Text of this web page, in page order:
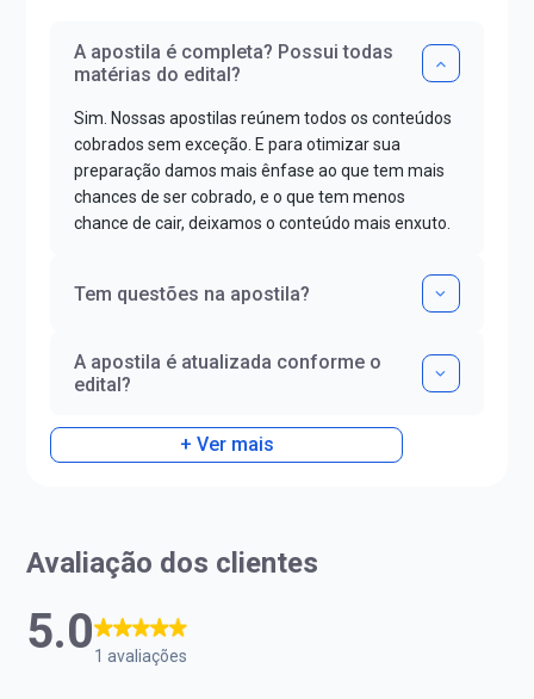
A apostila é completa? Possui todas
matérias do edital?
Sim. Nossas apostilas reúnem todos os conteúdos
cobrados sem exceção. E para otimizar sua
preparação damos mais ênfase ao que tem mais
chances de ser cobrado, e o que tem menos
chance de cair, deixamos o conteúdo mais enxuto.
Tem questões na apostila?
A apostila é atualizada conforme o
edital?
+ Ver mais
Avaliação dos clientes
5.01 avaliações